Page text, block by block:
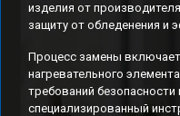
изделия от
защиту от обледенения и
Процесс замены
нагревательного
требований безопасности
специализированный